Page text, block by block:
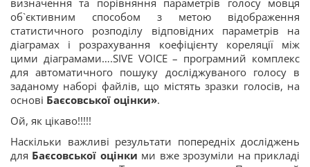
об`єктивним способом з метою відображення
статистичного розподілу відповідних параметрів на
діаграмах і розрахування коефіцієнту кореляції між
цими діаграмами….SIVE VOICE – програмний комплекс
для автоматичного пошуку досліджуваного голосу в
заданому наборі файлів, що містять зразки голосів, на
основі Баєсовської оцінки».
Ой, як цікаво!!!!!
Наскільки важливі результати попередніх досліджень
для Баєсовської оцінки ми вже зрозуміли на прикладі